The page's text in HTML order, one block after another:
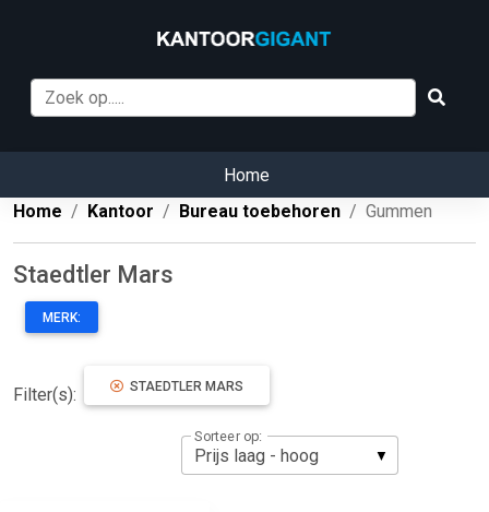
Home
Home
Kantoor Bureau toebehoren Gummen
Staedtler Mars
MERK:
Filter(s): STAEDTLER MARS
Sorteer op: